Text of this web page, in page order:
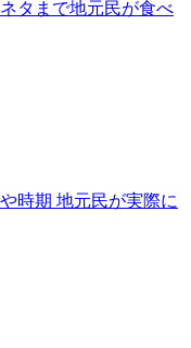
タまで地元民が食べ
時期 地元民が実際に